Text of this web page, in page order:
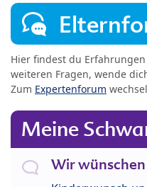
Hier findest du
weiteren Fragen, wende
Zum Expertenforum
Meine
Wir